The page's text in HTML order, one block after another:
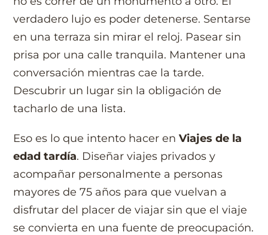
verdadero lujo es poder detenerse. Sentarse
en una terraza sin mirar el reloj. Pasear sin
prisa por una calle tranquila. Mantener una
conversación mientras cae la tarde.
Descubrir un lugar sin la obligación de
tacharlo de una lista.
Eso es lo que intento hacer enViajes de la
edad tardía. Diseñar viajes privados y
acompañar personalmente a personas
mayores de 75 años para que vuelvan a
disfrutar del placer de viajar sin que el viaje
se convierta en una fuente de preocupación.